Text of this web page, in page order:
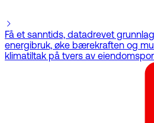
Få et sanntids, datadrevet
energibruk, øke bærekraften og
klimatiltak på tvers av